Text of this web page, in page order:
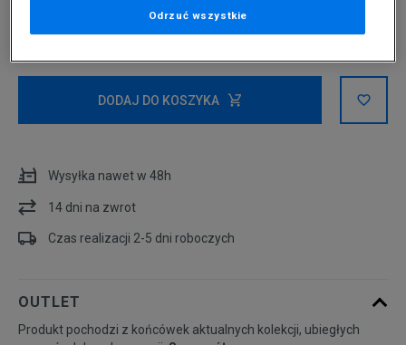
Wybierz rozmiar
42-46
DODAJ DO KOSZYKA
Wysyłka nawet w 48h
14 dni na zwrot
Czas realizacji 2-5 dni roboczych
OUTLET
Produkt pochodzi z końcówek aktualnych kolekcji, ubiegłych
Odrzuć wszystkie